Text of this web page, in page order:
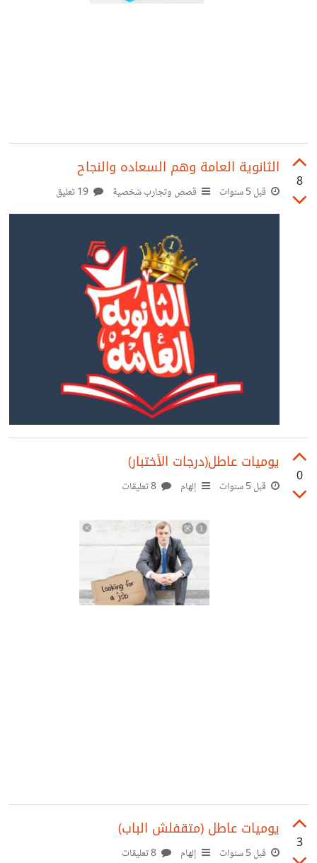
8
الثانوية العامة وهم السعاده والنجاح
قبل 5 سنوات قصص وتجارب شخصية
0
يوميات عاطل(درجات الأختبار)
قبل 5 سنوات إلهام
3
يوميات عاطل (متقفلش الباب)
قبل 5 سنوات إلهام